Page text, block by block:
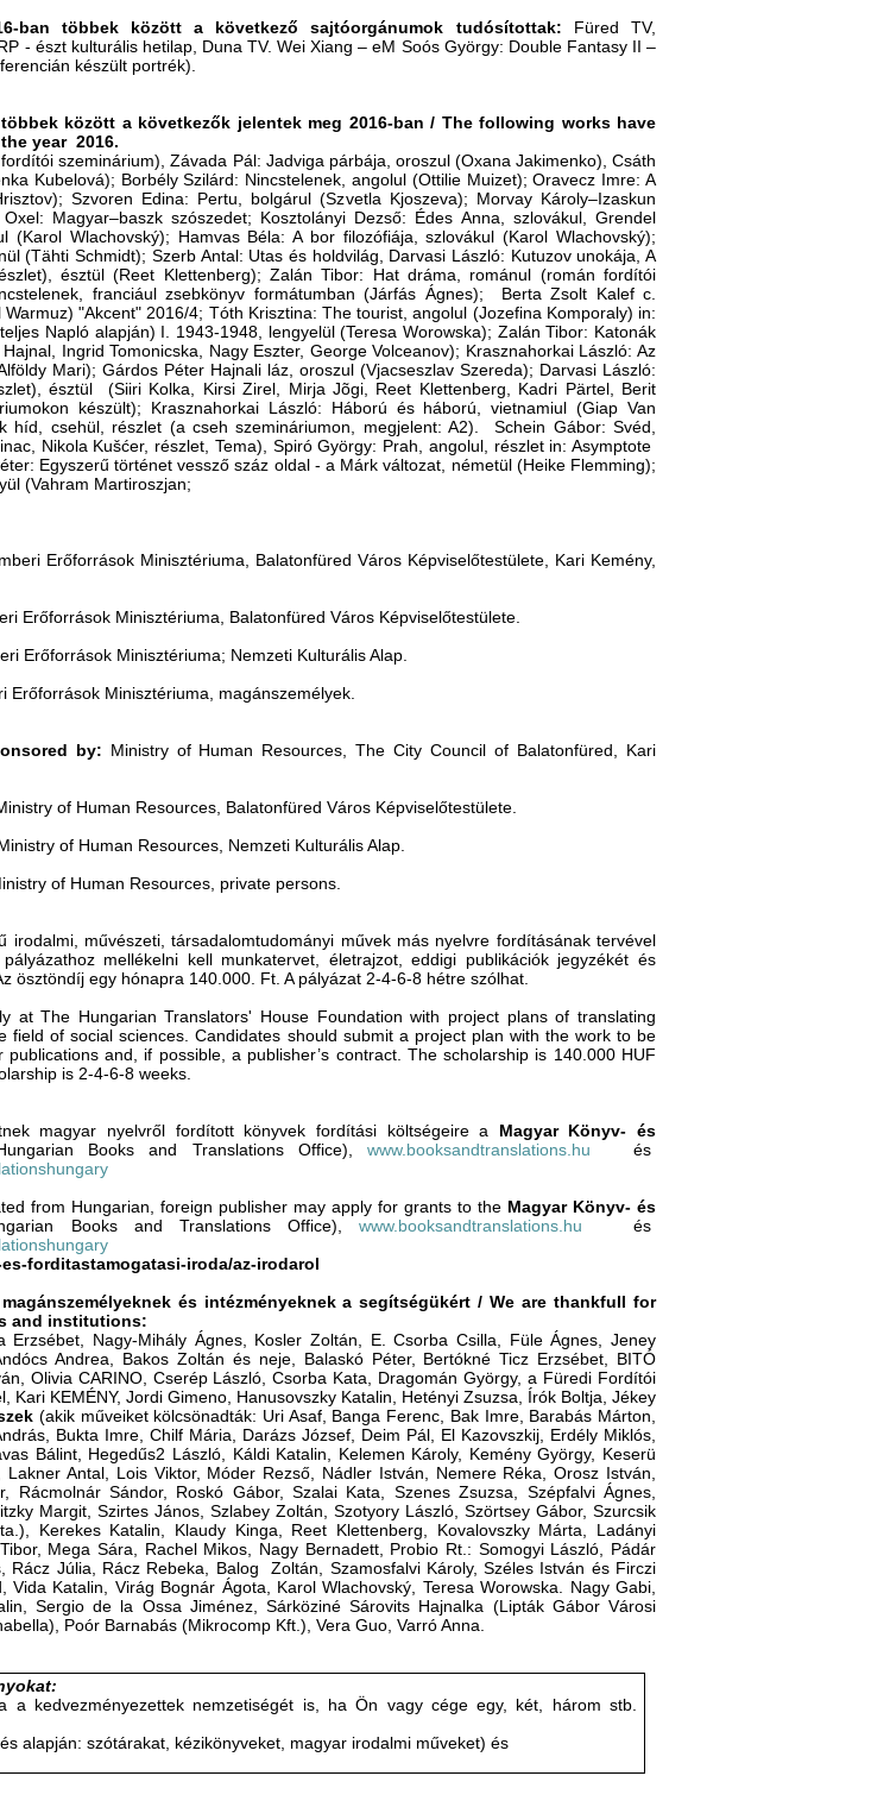
ban többek között a következő sajtóorgánumok tudósítottak: Füred TV,
- észt kulturális hetilap, Duna TV. Wei Xiang ‒ eM Soós György: Double Fantasy II ‒
készült portrék).
között a következők jelentek meg 2016-ban / The following works have
year 2016.
szeminárium), Závada Pál: Jadviga párbája, oroszul (Oxana Jakimenko), Csáth
Kubelová); Borbély Szilárd: Nincstelenek, angolul (Ottilie Muizet); Oravecz Imre: A
Szvoren Edina: Pertu, bolgárul (Szvetla Kjoszeva); Morvay Károly‒Izaskun
Magyar‒baszk szószedet; Kosztolányi Dezső: Édes Anna, szlovákul, Grendel
(Karol Wlachovský); Hamvas Béla: A bor filozófiája, szlovákul (Karol Wlachovský);
(Tähti Schmidt); Szerb Antal: Utas és holdvilág, Darvasi László: Kutuzov unokája, A
észtül (Reet Klettenberg); Zalán Tibor: Hat dráma, románul (román fordítói
franciául zsebkönyv formátumban (Járfás Ágnes); Berta Zsolt Kalef c.
"Akcent" 2016/4; Tóth Krisztina: The tourist, angolul (Jozefina Komporaly) in:
Napló alapján) I. 1943-1948, lengyelül (Teresa Worowska); Zalán Tibor: Katonák
Ingrid Tomonicska, Nagy Eszter, George Volceanov); Krasznahorkai László: Az
Mari); Gárdos Péter Hajnali láz, oroszul (Vjacseszlav Szereda); Darvasi László:
észtül (Siiri Kolka, Kirsi Zirel, Mirja Jõgi, Reet Klettenberg, Kadri Pärtel, Berit
készült); Krasznahorkai László: Háború és háború, vietnamiul (Giap Van
híd, csehül, részlet (a cseh szemináriumon, megjelent: A2). Schein Gábor: Svéd,
Nikola Kušćer, részlet, Tema), Spiró György: Prah, angolul, részlet in: Asymptote
Egyszerű történet vessző száz oldal - a Márk változat, németül (Heike Flemming);
(Vahram Martiroszjan;
Erőforrások Minisztériuma, Balatonfüred Város Képviselőtestülete, Kari Kemény,
Erőforrások Minisztériuma, Balatonfüred Város Képviselőtestülete.
Erőforrások Minisztériuma; Nemzeti Kulturális Alap.
Erőforrások Minisztériuma, magánszemélyek.
by: Ministry of Human Resources, The City Council of Balatonfüred, Kari
of Human Resources, Balatonfüred Város Képviselőtestülete.
of Human Resources, Nemzeti Kulturális Alap.
of Human Resources, private persons.
irodalmi, művészeti, társadalomtudományi művek más nyelvre fordításának tervével
mellékelni kell munkatervet, életrajzot, eddigi publikációk jegyzékét és
ösztöndíj egy hónapra 140.000. Ft. A pályázat 2-4-6-8 hétre szólhat.
at The Hungarian Translators' House Foundation with project plans of translating
field of social sciences. Candidates should submit a project plan with the work to be
publications and, if possible, a publisher’s contract. The scholarship is 140.000 HUF
is 2-4-6-8 weeks.
magyar nyelvről fordított könyvek fordítási költségeire a Magyar Könyv- és
Books and Translations Office), www.booksandtranslations.hu és
from Hungarian, foreign publisher may apply for grants to the Magyar Könyv- és
Books and Translations Office),www.booksandtranslations.hu és
forditastamogatasi-iroda/az-irodarol
és intézményeknek a segítségükért / We are thankfull for
and institutions:
Erzsébet, Nagy-Mihály Ágnes, Kosler Zoltán, E. Csorba Csilla, Füle Ágnes, Jeney
Andrea, Bakos Zoltán és neje, Balaskó Péter, Bertókné Ticz Erzsébet, BITÓ
Olivia CARINO, Cserép László, Csorba Kata, Dragomán György, a Füredi Fordítói
Kari KEMÉNY, Jordi Gimeno, Hanusovszky Katalin, Hetényi Zsuzsa, Írók Boltja, Jékey
(akik műveiket kölcsönadták: Uri Asaf, Banga Ferenc, Bak Imre, Barabás Márton,
Bukta Imre, Chilf Mária, Darázs József, Deim Pál, El Kazovszkij, Erdély Miklós,
Bálint, Hegedűs2 László, Káldi Katalin, Kelemen Károly, Kemény György, Keserü
Antal, Lois Viktor, Móder Rezső, Nádler István, Nemere Réka, Orosz István,
Rácmolnár Sándor, Roskó Gábor, Szalai Kata, Szenes Zsuzsa, Szépfalvi Ágnes,
Margit, Szirtes János, Szlabey Zoltán, Szotyory László, Szörtsey Gábor, Szurcsik
Kerekes Katalin, Klaudy Kinga, Reet Klettenberg, Kovalovszky Márta, Ladányi
Mega Sára, Rachel Mikos, Nagy Bernadett, Probio Rt.: Somogyi László, Pádár
Rácz Júlia, Rácz Rebeka, Balog Zoltán, Szamosfalvi Károly, Széles István és Firczi
Vida Katalin, Virág Bognár Ágota, Karol Wlachovský, Teresa Worowska. Nagy Gabi,
Sergio de la Ossa Jiménez, Sárköziné Sárovits Hajnalka (Lipták Gábor Városi
Poór Barnabás (Mikrocomp Kft.), Vera Guo, Varró Anna.
a kedvezményezettek nemzetiségét is, ha Ön vagy cége egy, két, három stb.
alapján: szótárakat, kézikönyveket, magyar irodalmi műveket) és